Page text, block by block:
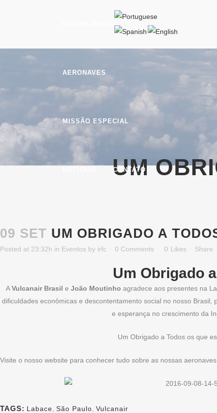
PÁGINA INICIAL
AERONAVES
MISSÃO ESPECIAL
CONTATO
UM
09 SET UM OBRIGADO A
Posted at 23:32h in Eventos by irfc 0 Comments 0 Likes Share
Um Obrigado
AVulcanair Brasil e João Moutinho agradece aos presentes na
dificuldades econômicas e descontentamento social no nosso
e esperança no crescimento da
Um Obrigado a Todos os que
Visite o nosso website para conhecer tudo sobre as nossas
TAGS: Labace São Paulo Vulcanair